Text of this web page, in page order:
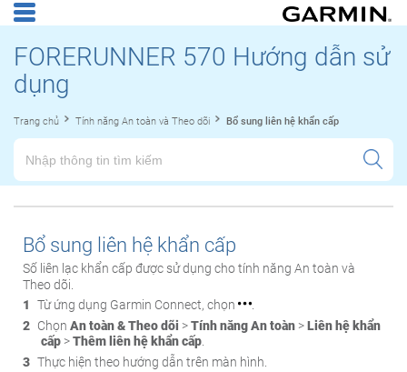
FORERUNNER 570 Hướng dẫn sử
dụng
Trang chủ Tính năng An toàn và Theo dõi Bổ sung liên hệ khẩn cấp
Bổ sung liên hệ khẩn cấp
Số liên lạc khẩn cấp được sử dụng cho tính năng An toàn và
Theo dõi.
Từ ứng dụng Garmin Connect, chọn
Chọn An toàn &Theo dõi >Tính năng An toàn >Liên hệ khẩn
cấp >Thêm liên hệ khẩn cấp
Thực hiện theo hướng dẫn trên màn hình.